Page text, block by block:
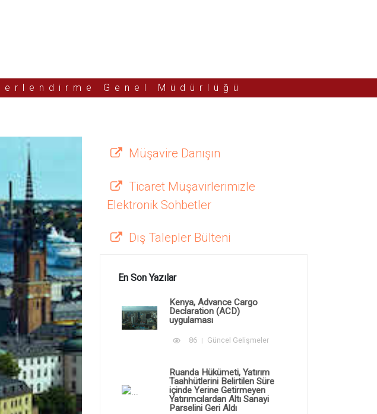
Genel Müdürlüğü
Müşavire Danışın
Ticaret Müşavirlerimizle
Elektronik Sohbetler
Dış Talepler Bülteni
En Son Yazılar
Kenya, Advance Cargo
Declaration (ACD)
uygulaması
86 Güncel Gelişmeler
Ruanda Hükümeti, Yatırım
Taahhütlerini Belirtilen Süre
içinde Yerine Getirmeyen
Yatırımcılardan Altı Sanayi
Parselini Geri Aldı